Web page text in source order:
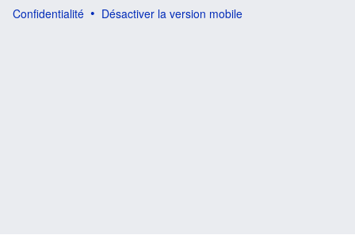
Confidentialité
Désactiver la version mobile